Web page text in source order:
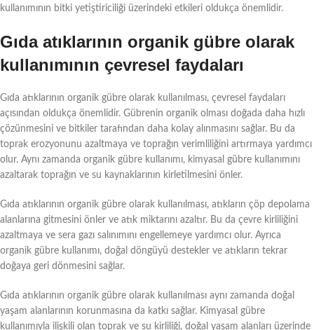
kullanımının bitki yetiştiriciliği üzerindeki etkileri oldukça önemlidir.
Gıda atıklarının organik gübre olarak
kullanımının çevresel faydaları
Gıda atıklarının organik gübre olarak kullanılması, çevresel faydaları
açısından oldukça önemlidir. Gübrenin organik olması doğada daha hızlı
çözünmesini ve bitkiler tarafından daha kolay alınmasını sağlar. Bu da
toprak erozyonunu azaltmaya ve toprağın verimliliğini artırmaya yardımcı
olur. Aynı zamanda organik gübre kullanımı, kimyasal gübre kullanımını
azaltarak toprağın ve su kaynaklarının kirletilmesini önler.
Gıda atıklarının organik gübre olarak kullanılması, atıkların çöp depolama
alanlarına gitmesini önler ve atık miktarını azaltır. Bu da çevre kirliliğini
azaltmaya ve sera gazı salınımını engellemeye yardımcı olur. Ayrıca
organik gübre kullanımı, doğal döngüyü destekler ve atıkların tekrar
doğaya geri dönmesini sağlar.
Gıda atıklarının organik gübre olarak kullanılması aynı zamanda doğal
yaşam alanlarının korunmasına da katkı sağlar. Kimyasal gübre
kullanımıyla ilişkili olan toprak ve su kirliliği, doğal yaşam alanları üzerinde